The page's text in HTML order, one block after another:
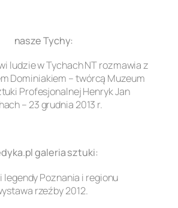
nasze Tychy:
ludzie w Tychach NT rozmawia z
Dominiakiem – twórcą Muzeum
Profesjonalnej Henryk Jan
– 23 grudnia 2013 r.
galeria sztuki:
legendy Poznania i regionu
rzeźby 2012.